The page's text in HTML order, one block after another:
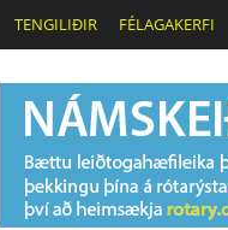
TENGILIÐIR FÉLAGAKERFI